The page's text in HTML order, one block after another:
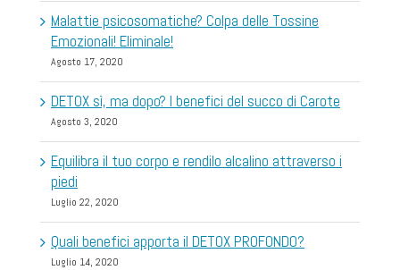
Malattie psicosomatiche? Colpa delle Tossine
Emozionali! Eliminale!
Agosto 17, 2020
DETOX sì, ma dopo? I benefici del succo di Carote
Agosto 3, 2020
Equilibra il tuo corpo e rendilo alcalino attraverso i
piedi
Luglio 22, 2020
Quali benefici apporta il DETOX PROFONDO?
Luglio 14, 2020